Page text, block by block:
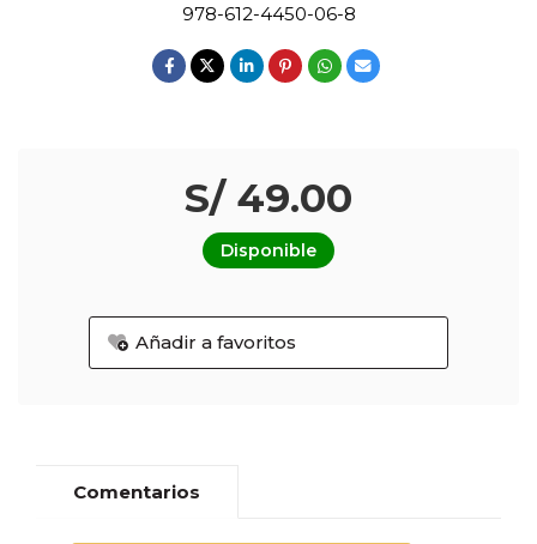
978-612-4450-06-8
S/ 49.00
Disponible
Añadir a favoritos
Comentarios